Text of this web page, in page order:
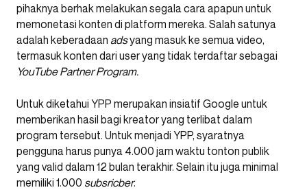
pihaknya berhak melakukan segala cara apapun untuk
memonetasi konten di platform mereka. Salah satunya
adalah keberadaan adsyang masuk ke semua video,
termasuk konten dari user yang tidak terdaftar sebagai
YouTube Partner Program.
Untuk diketahui YPP merupakan insiatif Google untuk
memberikan hasil bagi kreator yang terlibat dalam
program tersebut. Untuk menjadi YPP, syaratnya
pengguna harus punya 4.000 jam waktu tonton publik
yang valid dalam 12 bulan terakhir. Selain itu juga minimal
memiliki 1.000 subsricber.